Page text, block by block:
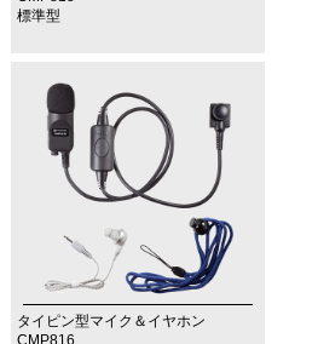
標準型
タイピン型マイク＆イヤホン